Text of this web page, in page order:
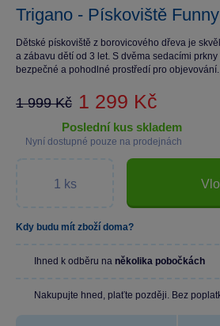
Trigano - Pískoviště
Dětské pískoviště z borovicového dřeva je
a zábavu dětí od 3 let. S dvěma sedacími
bezpečné a pohodlné prostředí pro objevování.
1 999 Kč 1 299 Kč
poslední kus skladem
Nyní dostupné pouze na prodejnách
Kdy budu mít zboží doma?
Ihned k odběru na několika pobočkách
Nakupujte hned, plaťte později. Bez